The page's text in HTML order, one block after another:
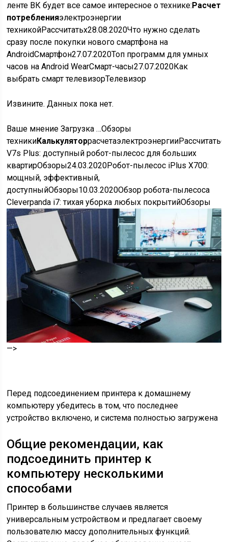
ленте ВК будет все самое интересное о технике:Расчет
потребленияэлектроэнергии
техникойРассчитатьx28.08.2020Что нужно сделать
сразу после покупки нового смартфона на
AndroidСмартфон27.07.2020Топ программ для умных
часов на Android WearСмарт-часы27.07.2020Как
выбрать смарт телевизоpТелевизор
Извините. Данных пока нет.
Ваше мнение Загрузка …Обзоры
техникиКалькуляторрасчетаэлектроэнергии
V7s Plus: доступный робот-пылесос для больших
квартирОбзоры24.03.2020Робот-пылесос iPlus X700:
мощный, эффективный,
доступныйОбзоры10.03.2020Обзор робота-пылесоса
Cleverpanda i7: тихая уборка любых покрытийОбзоры
—>
Перед подсоединением принтера к домашнему
компьютеру убедитесь в том, что последнее
устройство включено, и система полностью загружена
Общие рекомендации, как
подсоединить принтер к
компьютеру несколькими
способами
Принтер в большинстве случаев является
универсальным устройством и предлагает своему
пользователю массу дополнительных функций.